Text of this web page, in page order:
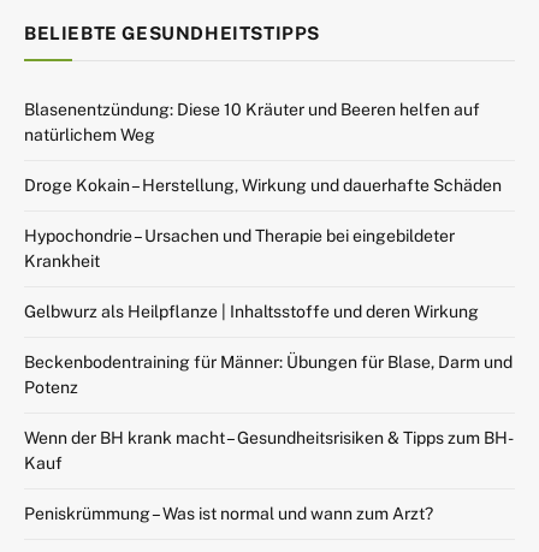
BELIEBTE GESUNDHEITSTIPPS
Blasenentzündung: Diese 10 Kräuter und Beeren helfen auf
natürlichem Weg
Droge Kokain – Herstellung, Wirkung und dauerhafte Schäden
Hypochondrie – Ursachen und Therapie bei eingebildeter
Krankheit
Gelbwurz als Heilpflanze | Inhaltsstoffe und deren Wirkung
Beckenbodentraining für Männer: Übungen für Blase, Darm und
Potenz
Wenn der BH krank macht – Gesundheitsrisiken & Tipps zum BH-
Kauf
Peniskrümmung – Was ist normal und wann zum Arzt?